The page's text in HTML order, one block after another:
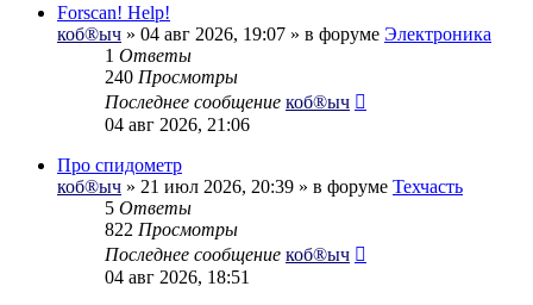
Forscan! Help!
коб®ыч » 04 авг 2026, 19:07 » в форуме Электроника
1 Ответы
240 Просмотры
Последнее сообщение коб®ыч
04 авг 2026, 21:06
Про спидометр
коб®ыч » 21 июл 2026, 20:39 » в форуме Техчасть
5 Ответы
822 Просмотры
Последнее сообщение коб®ыч
04 авг 2026, 18:51